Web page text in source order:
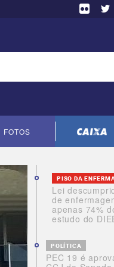
FOTOS Cópia do
Lei
de
apenas 74%
estudo do
PISO DA
PEC 19 é
POLÍTICA